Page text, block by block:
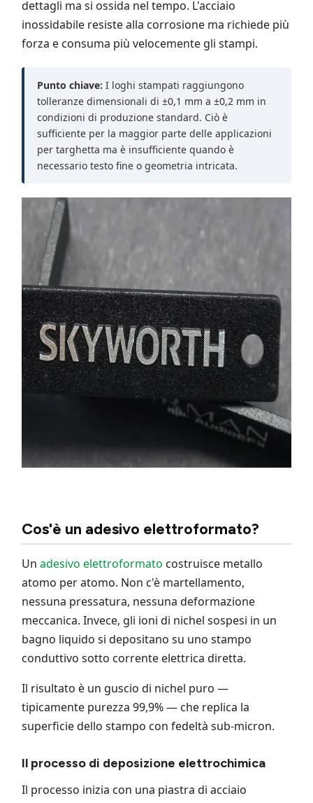
dettagli ma si ossida nel tempo. L'acciaio
inossidabile resiste alla corrosione ma richiede più
forza e consuma più velocemente gli stampi.
Punto chiave: I loghi stampati raggiungono
tolleranze dimensionali di ±0,1 mm a ±0,2 mm in
condizioni di produzione standard. Ciò è
sufficiente per la maggior parte delle applicazioni
per targhetta ma è insufficiente quando è
necessario testo fine o geometria intricata.
Cos'è un adesivo elettroformato?
Un adesivo elettroformato costruisce metallo
atomo per atomo. Non c'è martellamento,
nessuna pressatura, nessuna deformazione
meccanica. Invece, gli ioni di nichel sospesi in un
bagno liquido si depositano su uno stampo
conduttivo sotto corrente elettrica diretta.
Il risultato è un guscio di nichel puro —
tipicamente purezza 99,9% — che replica la
superficie dello stampo con fedeltà sub-micron.
Il processo di deposizione elettrochimica
Il processo inizia con una piastra di acciaio